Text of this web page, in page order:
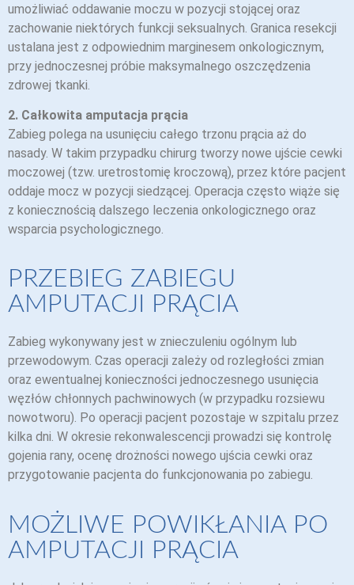
umożliwiać oddawanie moczu w pozycji stojącej oraz
zachowanie niektórych funkcji seksualnych. Granica resekcji
ustalana jest z odpowiednim marginesem onkologicznym,
przy jednoczesnej próbie maksymalnego oszczędzenia
zdrowej tkanki.
2. Całkowita amputacja prącia
Zabieg polega na usunięciu całego trzonu prącia aż do
nasady. W takim przypadku chirurg tworzy nowe ujście cewki
moczowej (tzw. uretrostomię kroczową), przez które pacjent
oddaje mocz w pozycji siedzącej. Operacja często wiąże się
z koniecznością dalszego leczenia onkologicznego oraz
wsparcia psychologicznego.
PRZEBIEG ZABIEGU
AMPUTACJI PRĄCIA
Zabieg wykonywany jest w znieczuleniu ogólnym lub
przewodowym. Czas operacji zależy od rozległości zmian
oraz ewentualnej konieczności jednoczesnego usunięcia
węzłów chłonnych pachwinowych (w przypadku rozsiewu
nowotworu). Po operacji pacjent pozostaje w szpitalu przez
kilka dni. W okresie rekonwalescencji prowadzi się kontrolę
gojenia rany, ocenę drożności nowego ujścia cewki oraz
przygotowanie pacjenta do funkcjonowania po zabiegu.
MOŻLIWE POWIKŁANIA PO
AMPUTACJI PRĄCIA